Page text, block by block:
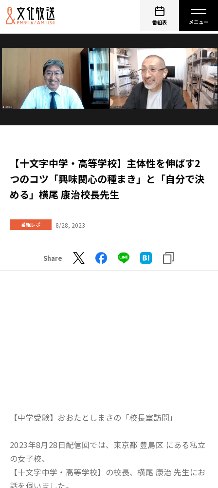
番組表
【十文字中学・高等学校】主体性を伸ばす2
つのコツ「興味関心の種まき」と「自分で決
める」横尾 康治校長先生
番組レポ 8/28, 2023
Share
【中学受験】おおたとしまさの「校長室訪問」
2023年8月28日配信回では、東京都 豊島区 にある私立
の女子校、
【十文字中学・高等学校】の校長、横尾 康治 先生にお
話を伺いました。